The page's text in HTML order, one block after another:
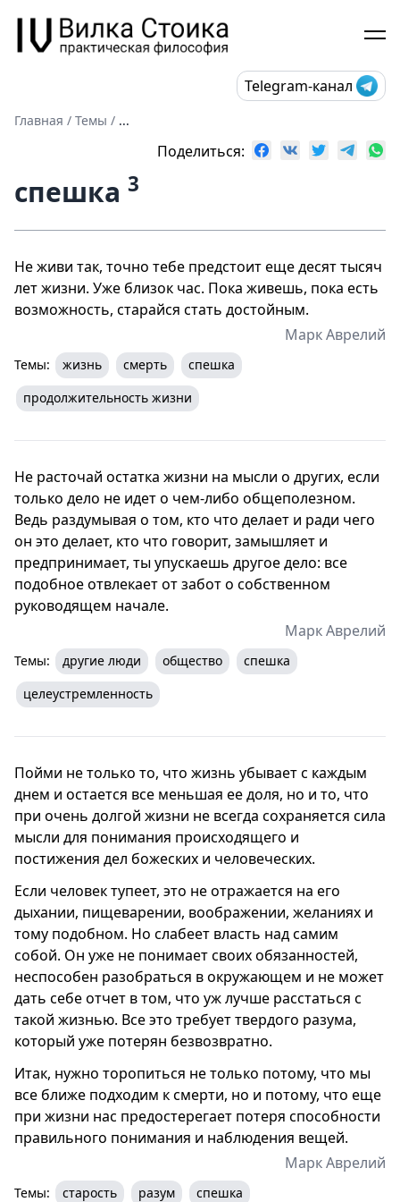
Telegram-канал
Главная / Темы / ...
Поделиться:
спешка 3
Не живи так, точно тебе предстоит еще десят тысяч
лет жизни. Уже близок час. Пока живешь, пока есть
возможность, старайся стать достойным.
Марк Аврелий
Темы: жизнь смерть
спешка
продолжительность жизни
Не расточай остатка жизни на мысли о других, если
только дело не идет о чем-либо общеполезном.
Ведь раздумывая о том, кто что делает и ради чего
он это делает, кто что говорит, замышляет и
предпринимает, ты упускаешь другое дело: все
подобное отвлекает от забот о собственном
руководящем начале.
Марк Аврелий
Темы: другие люди общество
спешка
целеустремленность
Пойми не только то, что жизнь убывает с каждым
днем и остается все меньшая ее доля, но и то, что
при очень долгой жизни не всегда сохраняется сила
мысли для понимания происходящего и
постижения дел божеских и человеческих.
Если человек тупеет, это не отражается на его
дыхании, пищеварении, воображении, желаниях и
тому подобном. Но слабеет власть над самим
собой. Он уже не понимает своих обязанностей,
неспособен разобраться в окружающем и не может
дать себе отчет в том, что уж лучше расстаться с
такой жизнью. Все это требует твердого разума,
который уже потерян безвозвратно.
Итак, нужно торопиться не только потому, что мы
все ближе подходим к смерти, но и потому, что еще
при жизни нас предостерегает потеря способности
правильного понимания и наблюдения вещей.
Марк Аврелий
Темы: старость разум спешка